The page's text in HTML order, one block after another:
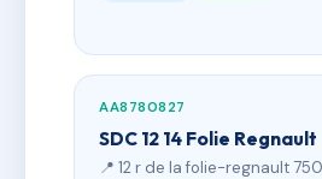
AA8780827
SDC 12 14 Folie Regnault
📍 12 r de la folie-regnault